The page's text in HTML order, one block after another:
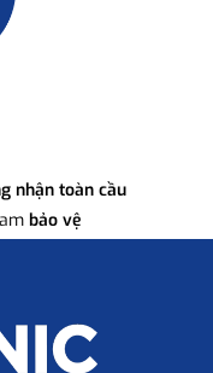
nhận toàn cầu
bảo vệ